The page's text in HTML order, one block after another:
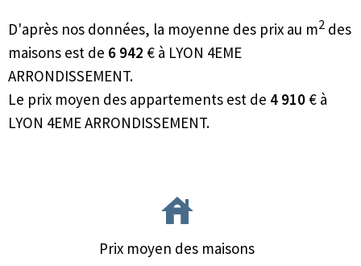
D'après nos données, la moyenne des prix au m2 des
maisons est de 6 942 € à LYON 4EME
ARRONDISSEMENT.
Le prix moyen des appartements est de 4 910€ à
LYON 4EME ARRONDISSEMENT.
Prix moyen des maisons